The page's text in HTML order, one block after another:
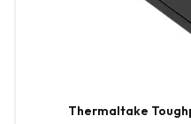
Thermaltake